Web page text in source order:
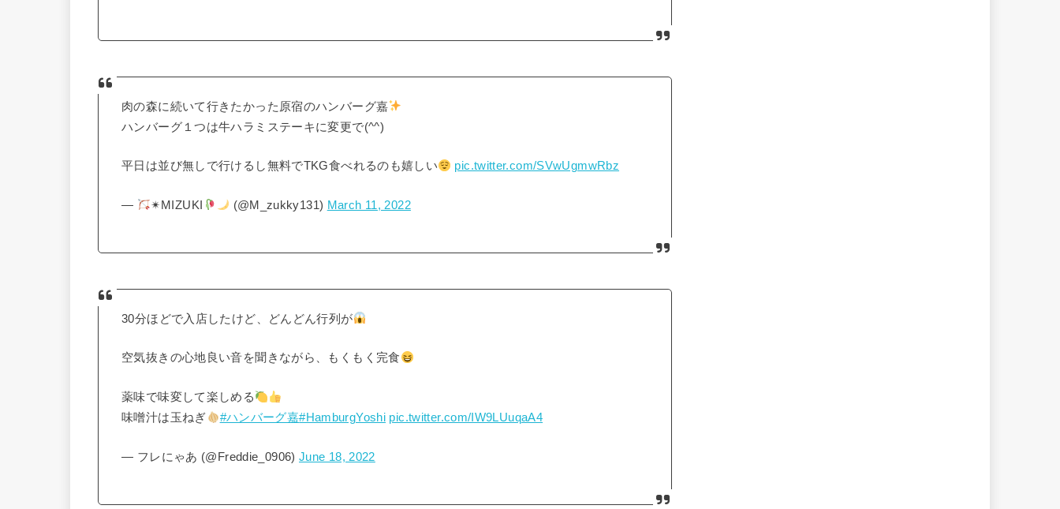
肉の森に続いて行きたかった原宿のハンバーグ嘉
ハンバーグ１つは牛ハラミステーキに変更で(^^)
平日は並び無しで行けるし無料でTKG食べれるのも嬉しい pic.twitter.com/SVwUgmwRbz
— ✴︎MIZUKI (@M_zukky131) March 11, 2022
30分ほどで入店したけど、どんどん行列が
空気抜きの心地良い音を聞きながら、もくもく完食
薬味で味変して楽しめる
味噌汁は玉ねぎ
#ハンバーグ嘉#HamburgYoshi pic.twitter.com/IW9LUuqaA4
— フレにゃあ (@Freddie_0906)June 18, 2022